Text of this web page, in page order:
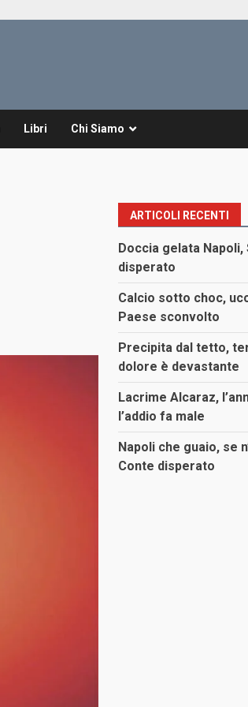
Libri Chi Siamo
ARTICOLI RECENTI
Doccia gelata
disperato
Calcio sotto choc,
Paese sconvolto
Precipita dal tetto,
dolore è devastante
Lacrime Alcaraz,
l’addio fa male
Napoli che guaio, se
Conte disperato